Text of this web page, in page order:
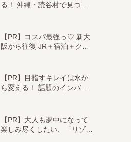
る！ 沖縄・読谷村で見つ…
【PR】コスパ最強っ♡ 新大
阪から往復 JR＋宿泊＋ク…
【PR】目指すキレイは水か
ら変える！ 話題のインバ…
【PR】大人も夢中になって
楽しみ尽くしたい、「リゾ…